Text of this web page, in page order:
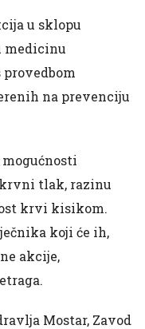
u sklopu
medicinu
provedbom
na prevenciju
tlak, razinu
krvi kisikom.
koji će ih,
akcije,
Mostar, Zavod